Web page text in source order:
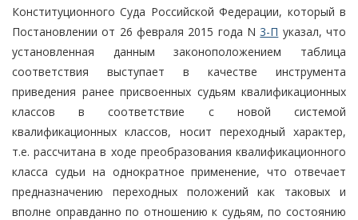
Конституционного Суда Российской Федерации, который в
Постановлении от 26 февраля 2015 года N3-П указал, что
установленная данным законоположением таблица
соответствия выступает в качестве инструмента
приведения ранее присвоенных судьям квалификационных
классов в соответствие с новой системой
квалификационных классов, носит переходный характер,
т.е. рассчитана в ходе преобразования квалификационного
класса судьи на однократное применение, что отвечает
предназначению переходных положений как таковых и
вполне оправданно по отношению к судьям, по состоянию